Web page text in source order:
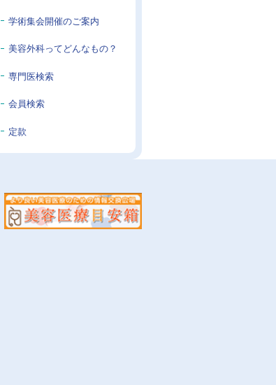
学術集会開催のご案内
美容外科ってどんなもの？
専門医検索
会員検索
定款